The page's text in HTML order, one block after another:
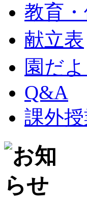
教育
献立表
園だ
Q&A
課外